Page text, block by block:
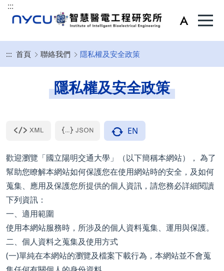
:::
::: 首頁 聯絡我們 隱私權及安全政策
隱私權及安全政策
EN
歡迎瀏覽「國立陽明交通大學」（以下簡稱本網站）， 為了
幫助您瞭解本網站如何保護您在使用網站時的安全，及如何
蒐集、應用及保護您所提供的個人資訊，請您務必詳細閱讀
下列資訊：
一、適用範圍
使用本網站服務時，所涉及的個人資料蒐集、運用與保護。
二、個人資料之蒐集及使用方式
(一)單純在本網站的瀏覽及檔案下載行為，本網站並不會蒐